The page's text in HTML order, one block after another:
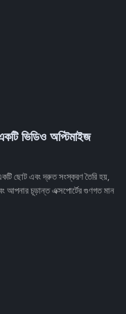
ভিডিও অপ্টিমাইজ
ছোট এবং দ্রুত সংস্করণ তৈরি হয়,
আপনার চূড়ান্ত এক্সপোর্টের গুণগত মান